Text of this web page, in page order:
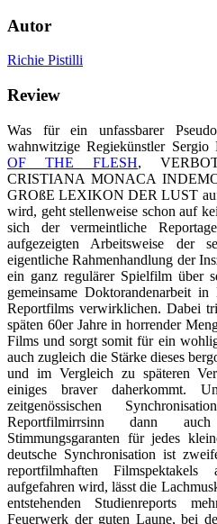
Autor
Richie Pistilli
Review
Was für ein unfassbarer
wahnwitzige Regiekünstler Sergio
OF THE FLESH,
CRISTIANA MONACA
GROßE LEXIKON DER LUST
wird, geht stellenweise schon auf
sich der vermeintliche
aufgezeigten Arbeitsweise der
eigentliche Rahmenhandlung der
ein ganz regulärer Spielfilm über
gemeinsame Doktorandenarbeit
Reportfilms verwirklichen. Dabei
späten 60er Jahre in horrender
Films und sorgt somit für ein
auch zugleich die Stärke dieses
und im Vergleich zu späteren
einiges braver daherkommt.
zeitgenössischen
Reportfilmirrsinn dann
Stimmungsgaranten für jedes
deutsche Synchronisation ist
reportfilmhaften
aufgefahren wird, lässt die
entstehenden Studienreports
Feuerwerk der guten Laune, bei